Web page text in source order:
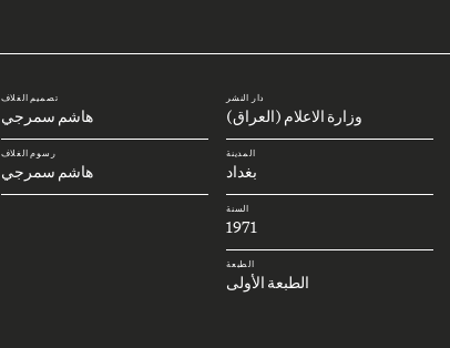
دار النشر
وزارة الاعلام (العراق)
المدينة
بغداد
السنة
1971
الطبعة
الطبعة الأولى
تصميم الغلاف
هاشم سمرجي
رسوم الغلاف
هاشم سمرجي